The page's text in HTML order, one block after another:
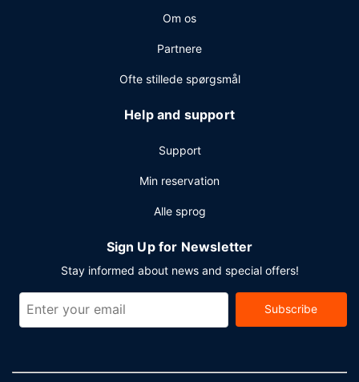
forretningscenter, renseri/vaskeservice og en døgnåben
reception. Planlægger du et arrangement i Cleveland? På
dette hotel er der et område på 372 kvadratmeter til
rådighed, bestående af konferencelokaler og et
Om os
Partnere
Ofte stillede spørgsmål
Help and support
Support
Min reservation
Alle sprog
Sign Up for Newsletter
Stay informed about news and special offers!
Subscribe